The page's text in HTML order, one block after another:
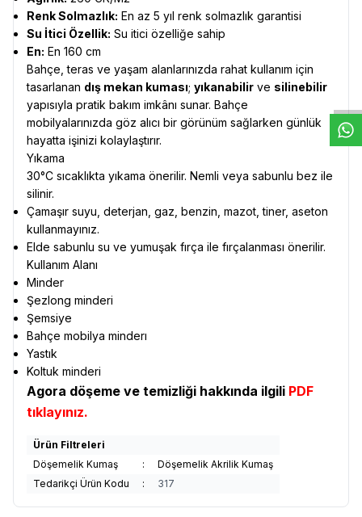
Renk Solmazlık: En az 5 yıl renk solmazlık garantisi
Su İtici Özellik: Su itici özelliğe sahip
En: En 160 cm
Bahçe, teras ve yaşam alanlarınızda rahat kullanım için
tasarlanan dış mekan kuması; yıkanabilir ve silinebilir
yapısıyla pratik bakım imkânı sunar. Bahçe
mobilyalarınızda göz alıcı bir görünüm sağlarken günlük
hayatta işinizi kolaylaştırır.
Yıkama
30°C sıcaklıkta yıkama önerilir. Nemli veya sabunlu bez ile
silinir.
Çamaşır suyu, deterjan, gaz, benzin, mazot, tiner, aseton
kullanmayınız.
Elde sabunlu su ve yumuşak fırça ile fırçalanması önerilir.
Kullanım Alanı
Minder
Şezlong minderi
Şemsiye
Bahçe mobilya minderı
Yastık
Koltuk minderi
Agora döşeme ve temizliği hakkında ilgili PDF
tıklayınız.
Ürün Filtreleri
Döşemelik Kumaş
:
Döşemelik Akrilik Kumaş
Tedarikçi Ürün Kodu
: 317